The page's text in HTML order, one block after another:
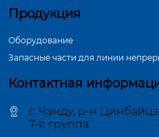
Продукция
Оборудование
Запасные части для линии
Контактная
г. Чэнду, р-н
7-я группа